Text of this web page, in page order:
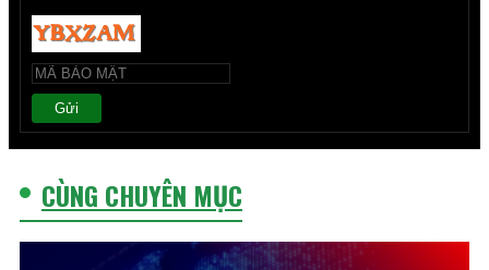
Gửi
CÙNG CHUYÊN MỤC